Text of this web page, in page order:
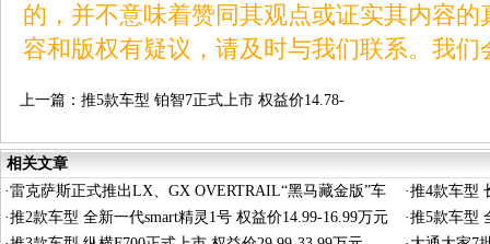
的，并不意味着赞同其观点或证实其内容
容和版权有疑议，请及时与我们联系。我
上一篇： 推5款车型 铂智7正式上市 权益价14.78-
相关文章
·雷克萨斯正式推出LX、GX OVERTRAIL“黑马藏金版”车
型
·推4款车型
·推2款车型 全新一代smart精灵1号 权益价14.99-16.99万元 ·推5款车型